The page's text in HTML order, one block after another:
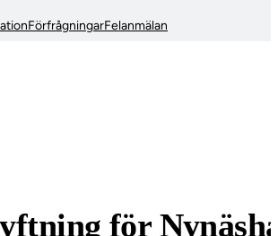
FörfrågningarFelanmälan
för